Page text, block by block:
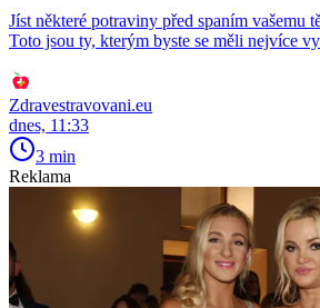
Jíst některé potraviny před spaním vašemu
Toto jsou ty, kterým byste se měli nejvíce
Zdravestravovani.eu
dnes, 11:33
3 min
Reklama